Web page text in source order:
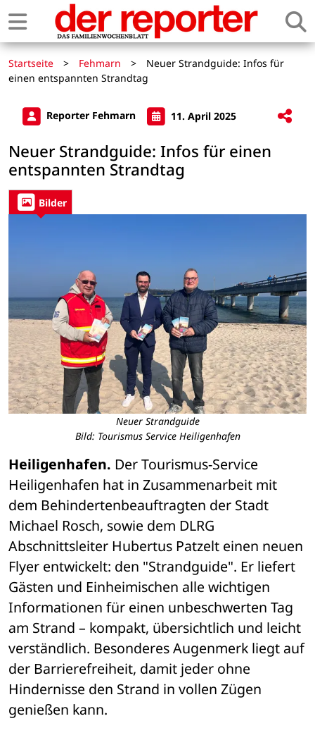
Startseite > Fehmarn >
Neuer Strandguide: Infos für
einen entspannten Strandtag
Reporter Fehmarn 11. April 2025
Neuer Strandguide: Infos für einen
entspannten Strandtag
Bilder
Neuer Strandguide
Bild: Tourismus Service Heiligenhafen
Heiligenhafen. Der Tourismus-Service
Heiligenhafen hat in Zusammenarbeit mit
dem Behindertenbeauftragten der Stadt
Michael Rosch, sowie dem DLRG
Abschnittsleiter Hubertus Patzelt einen neuen
Flyer entwickelt: den "Strandguide". Er liefert
Gästen und Einheimischen alle wichtigen
Informationen für einen unbeschwerten Tag
am Strand – kompakt, übersichtlich und leicht
verständlich. Besonderes Augenmerk liegt auf
der Barrierefreiheit, damit jeder ohne
Hindernisse den Strand in vollen Zügen
genießen kann.